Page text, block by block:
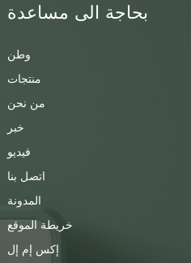
بحاجة الى مساعدة
وطن
منتجات
من نحن
خبر
فيديو
اتصل بنا
المدونة
خريطة الموقع
إكس إم إل